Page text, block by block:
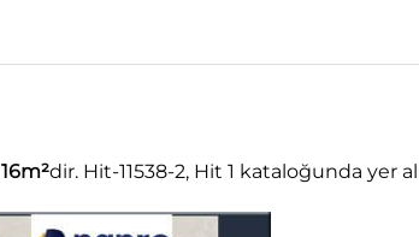
16m²dir. Hit-11538-2, Hit 1 kataloğunda yer